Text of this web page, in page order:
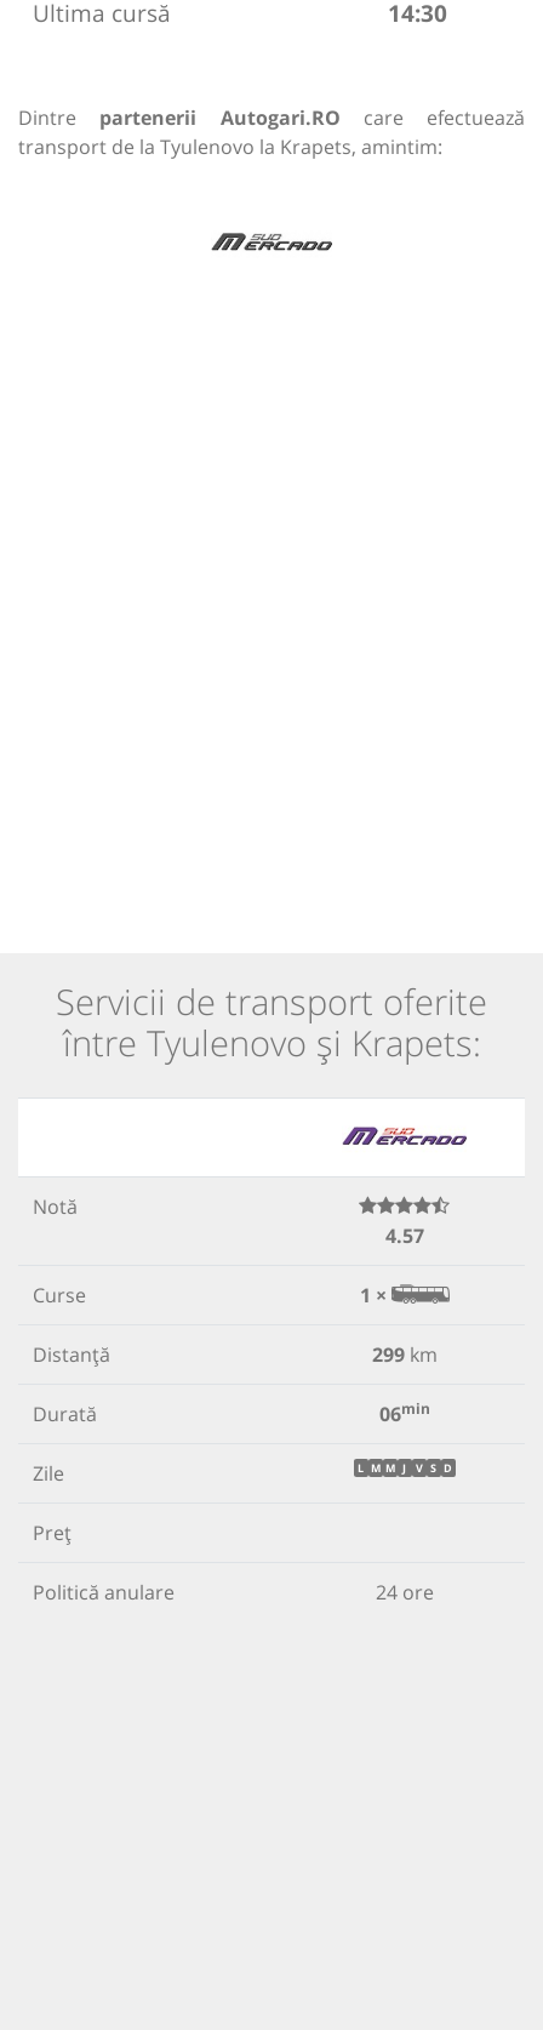
Ultima cursă
14:30
Dintre partenerii Autogari.RO care efectuează
transport de la Tyulenovo la Krapets, amintim:
Servicii de transport oferite
între Tyulenovo și Krapets:
Notă
4.57
Curse 1 ×
Distanță 299km
Durată 06min
Zile L M M J V S D
Preț
Politică anulare 24 ore